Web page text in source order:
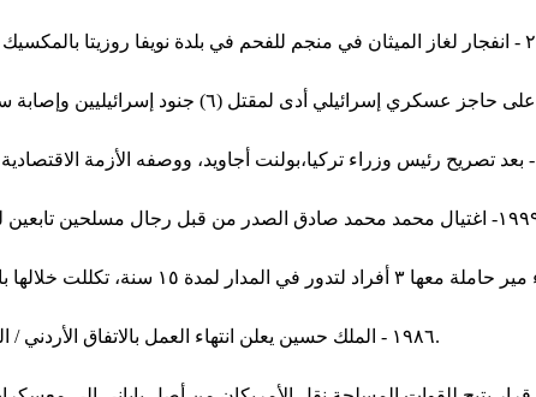
١٩٨٦ - الملك حسين يعلن انتهاء العمل بالاتفاق الأردني / الفلسطيني الذي تم توقيعه في عام ١٩٨٥.